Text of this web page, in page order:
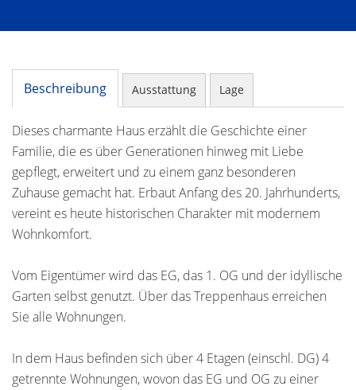
Beschreibung Ausstattung Lage
Dieses charmante Haus erzählt die Geschichte einer
Familie, die es über Generationen hinweg mit Liebe
gepflegt, erweitert und zu einem ganz besonderen
Zuhause gemacht hat. Erbaut Anfang des 20. Jahrhunderts,
vereint es heute historischen Charakter mit modernem
Wohnkomfort.
Vom Eigentümer wird das EG, das 1. OG und der idyllische
Garten selbst genutzt. Über das Treppenhaus erreichen
Sie alle Wohnungen.
In dem Haus befinden sich über 4 Etagen (einschl. DG) 4
getrennte Wohnungen, wovon das EG und OG zu einer